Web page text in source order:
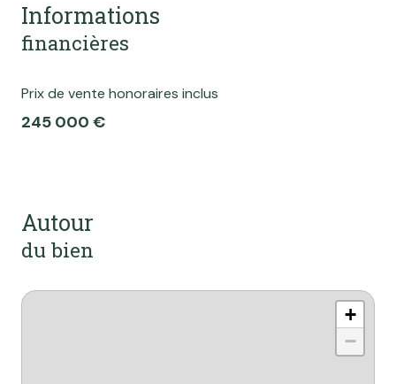
Informations
financières
Prix de vente honoraires inclus
245 000 €
Autour
du bien
+
−